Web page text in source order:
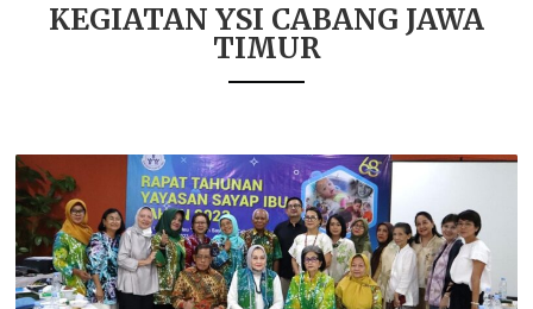
KEGIATAN YSI CABANG JAWA
TIMUR